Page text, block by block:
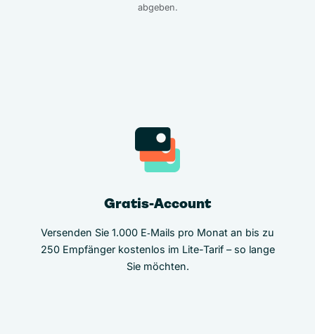
abgeben.
Gratis-Account
Versenden Sie 1.000 E‑Mails pro Monat an bis zu
250 Empfänger kostenlos im Lite-Tarif – so lange
Sie möchten.